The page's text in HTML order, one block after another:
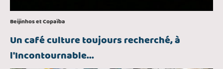
Beijinhos et Copaïba
Un café culture toujours recherché, à
l'Incontournable...